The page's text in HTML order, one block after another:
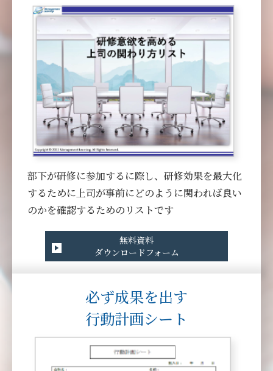
部下が研修に参加するに際し、研修効果を最大化
するために上司が事前にどのように関われば良い
のかを確認するためのリストです
無料資料
ダウンロードフォーム
必ず成果を出す
⾏動計画シート